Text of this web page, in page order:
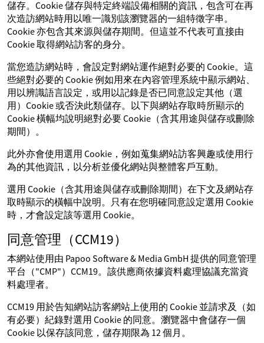
儲存。Cookie 儲存與特定終端設備相關的資訊，包含可在再
次造訪網站時用以唯一識別該瀏覽器的一組特徵字串。
Cookie 亦包含其來源與儲存期間。但這並不代表可直接由
Cookie 取得網站訪客的身分。
當您造訪網站時，會設定對網站運作絕對必要的 Cookie。這
些絕對必要的 Cookie 例如用來在內容管理系統中顯示網站、
用以辨識語言設定，或用以記錄是否已同意設定其他（選
用）Cookie 或否決此類儲存。以下與網站存取時所顯示的
Cookie 橫幅均說明絕對必要 Cookie（含其用途與儲存或刪除
期間）。
此外亦會使用選用 Cookie，例如蒐集網站訪客興趣或使用行
為的其他資訊，以分析並優化網站與整體客戶互動。
選用 Cookie（含其用途與儲存或刪除期間）在下文及網站存
取時顯示的橫幅中說明。只有在您明確同意設定選用 Cookie
時，才會設定該等選用 Cookie。
同意管理（CCM19）
本網站使用由 Papoo Software & Media GmbH 提供的同意管理
平台（"CMP"）CCM19。該供應商依據資料處理協議充當資
料處理者。
CCM19 用於告知網站訪客網站上使用的 Cookie 並請求及（如
有必要）紀錄對選用 Cookie 的同意。瀏覽器中會儲存一個
Cookie 以保存該同意，儲存期限為 12 個月。